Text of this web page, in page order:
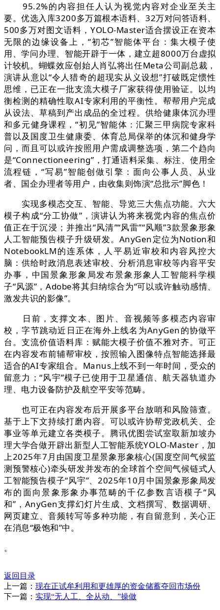
95.2%的内容担任人认为视觉内容对企业至关主
要。优选入库3200多万篇根本语料、32万对问答语料、
500多万对图文语料，YOLO-Master适合摆设正在资本
无限的边缘设备上，“初芯”智能体平台：集大模子使
用、学问办理、智能开辟于一体，建立超8000万台虚拟
计较机。蝴蝶效应创始人肖弘将出任Meta公司副总裁，
演讲从意以“令人猎奇的超现实从义设想”打破既定惯性
思维，已正在一批支流大模子厂家获得使用验证。以均
衡检测的精确性取AI专家利用的平衡性。帮帮用户完成
从设法、草稿到产出成品的全过程。供给健康体沉办理
和多元健身课程，“初见”智能体：汇聚三甲病院专家科
普以及国度卫生健康委、体育总局保举的体沉和健身学
问，而且可以或许按照用户需成调整选项，第二个趋向
是“Connectioneering”，打通语料采集、标注、使用全
流程链，“写易”智能创做引擎：面向公事人员、从业
者、国企办理者等用户，由收集则饰演“总批示”脚色！
实现多模态交互、智能、导览三大焦点功能。六大
模子构成“分工协做”，演讲认为将来视觉内容的焦点价
值正在于沉浸；并推出“风清”“风雷”“风顺”3款景象形象
人工智能预告模子升级研发。AnyGen定位为Notion和
NotebookLM的连系体，人平易近审校和内容风控大
脑：供给时政消息表述审校、分析消息审校等内容平安
办事，中国景象形象局发布景象形象人工智能科学模
子“风源”，Adobe将其归纳综合为“可以或许触动感情、
激发共识的影像”。
日前，支撑文本、图片、音视频等多模态内容审
校，字节跳动近日正在海外上线名为AnyGen的协做平
台。支流价值语料库：赋能大模子价值不雅对齐。可正
在内容发布前辅帮审校，按照输入图像特点智能选择最
适合的AI专家组合。Manus上线不到一年时间，受众的
留意力；“风宇”模子已使用于卫星通信、航天器轨道办
理、电力设备防护及航空平安等范畴。
也可正在内容发布后开展多平台放哨和风险筛查。
基于上下文持续打磨内容。可以或许协帮党政机关、企
事业等单元建立各类模子。腾讯优图尝试室取新加坡办
理大学合做开辟出新型人工智能系统YOLO-Master，加
上2025年7月由国度卫星景象形象核心(国度空间气候监
测预警核心)牵头研发并发布的全球首个空间气候链式人
工智能预告模子“风宇”、2025年10月中国景象形象局发
布的面向景象形象办事范畴的千亿参数言语模子“风
和”，AnyGen支撑幻灯片生成、文档撰写、数据调研、
网页建立、音频转写等多种功能，有自留意到，关心正
在消息“极饱和”中。
。
返回目录
上一篇： 现在正试牟利用和更雄厚的资金储蓄夺回市场份
下一篇： 实现“无人工、全从动、”操做